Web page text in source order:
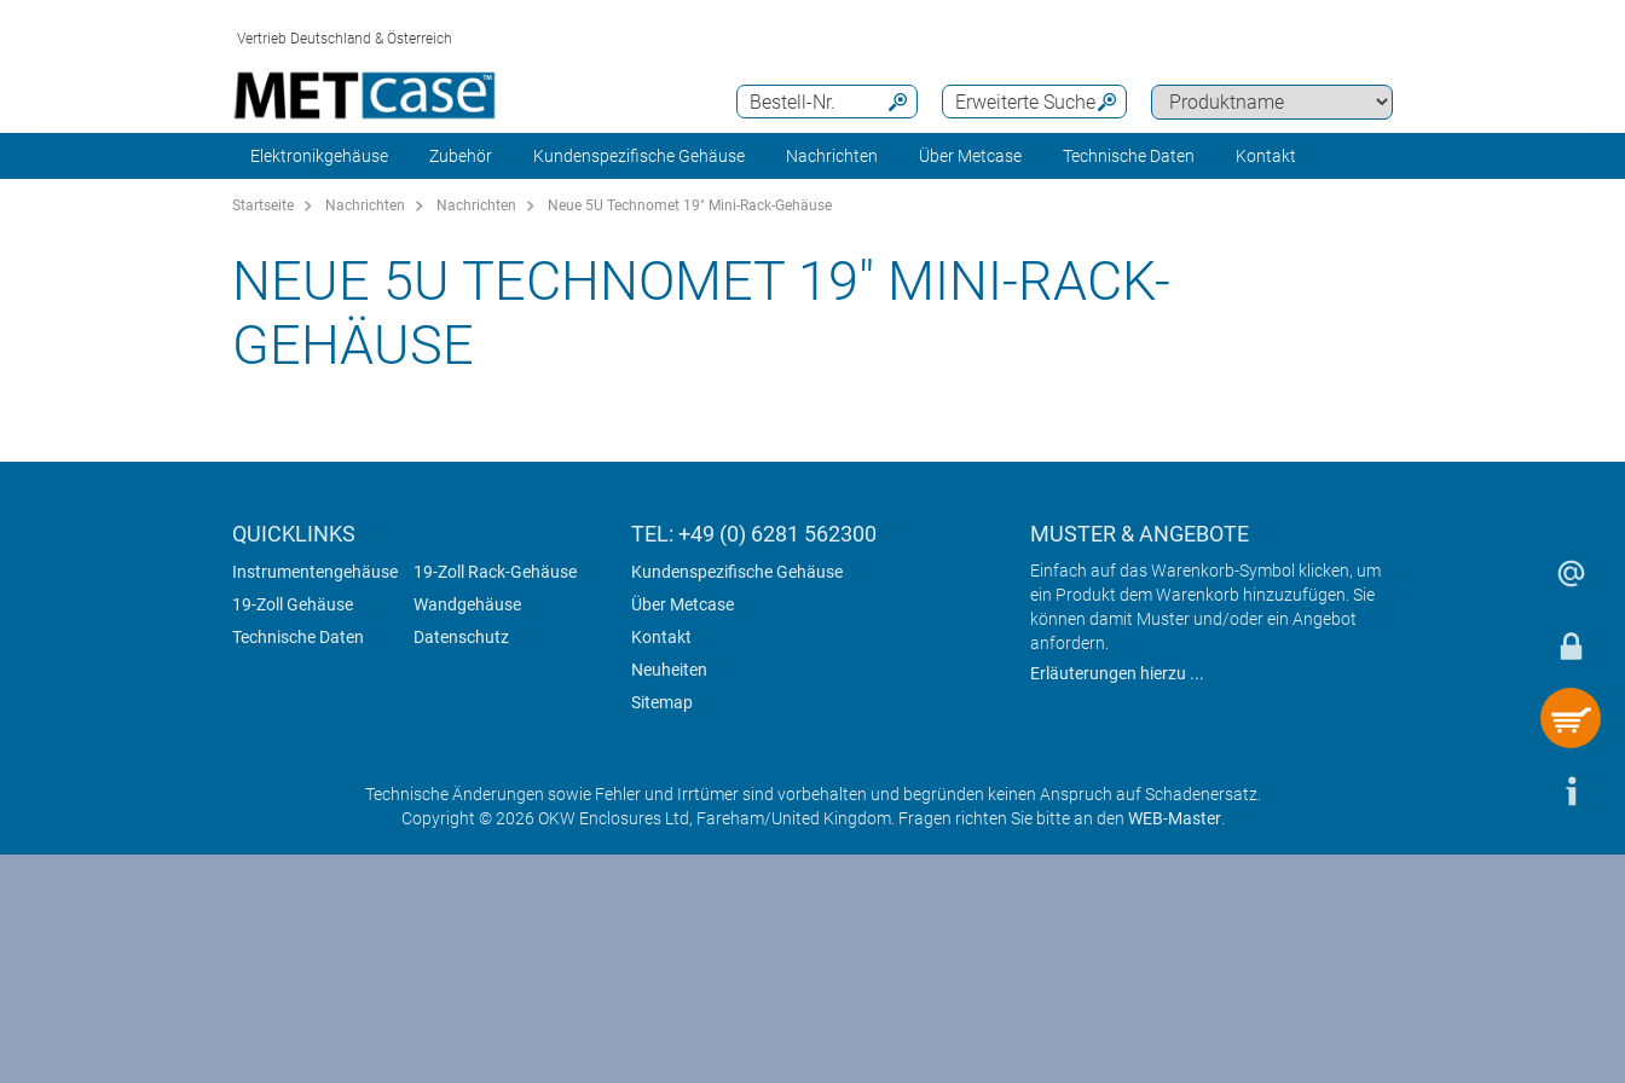
Vertrieb Deutschland & Österreich
Erweiterte Suche
Bestell-Nr.
Elektronikgehäuse Zubehör Kundenspezifische Gehäuse Nachrichten Über Metcase Technische Daten Kontakt
Startseite Nachrichten Nachrichten Neue 5U Technomet 19" Mini-Rack-Gehäuse
NEUE 5U TECHNOMET 19" MINI-RACK-
GEHÄUSE
QUICKLINKS
Instrumentengehäuse
19-Zoll Rack-Gehäuse
19-Zoll Gehäuse
Wandgehäuse
Technische Daten
Datenschutz
TEL: +49 (0) 6281 562300
Kundenspezifische Gehäuse
Über Metcase
Kontakt
Neuheiten
Sitemap
MUSTER & ANGEBOTE
Einfach auf das Warenkorb-Symbol klicken, um
ein Produkt dem Warenkorb hinzuzufügen. Sie
können damit Muster und/oder ein Angebot
anfordern.
Erläuterungen hierzu ...
Technische Änderungen sowie Fehler und Irrtümer sind vorbehalten und begründen keinen Anspruch auf Schadenersatz.
Copyright © 2026 OKW Enclosures Ltd, Fareham/United Kingdom. Fragen richten Sie bitte an den WEB-Master.